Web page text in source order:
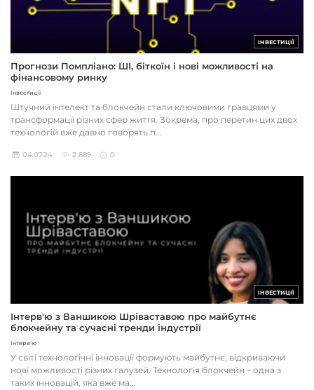
ІНВЕСТИЦІЇ
Прогнози Помпліано: ШІ, біткоїн і нові можливості на
фінансовому ринку
Інвестиції
Штучний інтелект та блокчейн стали ключовими гравцями у
трансформації різних сфер життя. Зокрема, про перетин цих двох
технологій вже давно говорять п...
04.07.24 2 889 0
ІНВЕСТИЦІЇ
Інтерв'ю з Ваншикою Шріваставою про майбутнє
блокчейну та сучасні тренди індустрії
Інтерв'ю
У світі технологічні інновації формують майбутнє, відкриваючи
нові можливості різних галузей. Технологія блокчейн – одна з
таких інновацій, яка вже ма...